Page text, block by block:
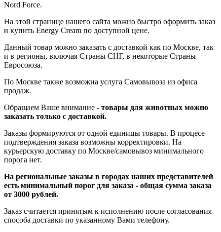
Nord Force.
На этой странице нашего сайта можно быстро оформить заказ
и купить Energy Cream по доступной цене.
Данный товар можно заказать с доставкой как по Москве, так
и в регионы, включая Страны СНГ, в некоторые Страны
Евросоюза.
По Москве также возможна услуга Самовывоза из офиса
продаж.
Обращаем Ваше внимание - товары для животных можно
заказать только с доставкой.
Заказы формируются от одной единицы товары. В процесе
подтверждения заказа возможны корректировки. На
курьерскую доставку по Москве/самовывоз минимального
порога нет.
На региональные заказы в городах наших представителей
есть минимальный порог для заказа - общая сумма заказа
от 3000 рублей.
Заказ считается принятым к исполнению после согласования
способа доставки по указанному Вами телефону.